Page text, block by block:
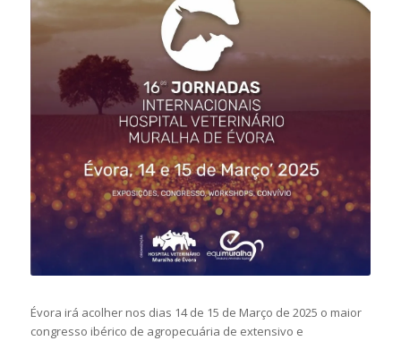
Évora irá acolher nos dias 14 de 15 de Março de 2025 o maior
congresso ibérico de agropecuária de extensivo e